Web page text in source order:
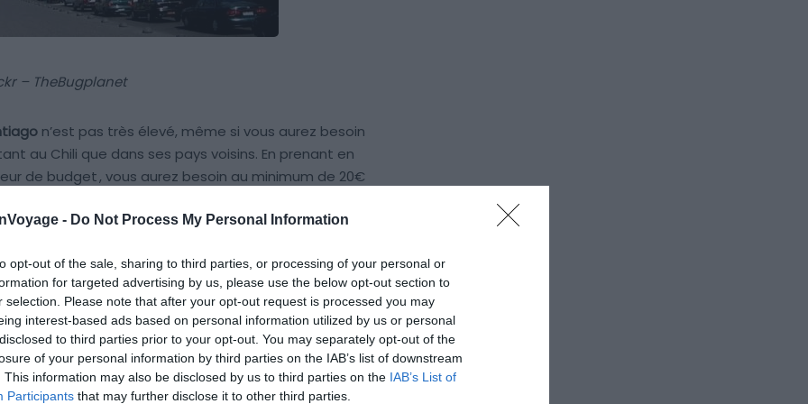
- Do Not Process My Personal Information
opt-out of the sale, sharing to third parties, or processing of your personal or
for targeted advertising by us, please use the below opt-out section to
selection. Please note that after your opt-out request is processed you may
interest-based ads based on personal information utilized by us or personal
to third parties prior to your opt-out. You may separately opt-out of the
of your personal information by third parties on the IAB’s list of downstream
This information may also be disclosed by us to third parties on the IAB’s List of
Participants that may further disclose it to other third parties.
– TheBugplanet
n’est pas très élevé, même si vous aurez besoin
au Chili que dans ses pays voisins. En prenant en
de budget, vous aurez besoin au minimum de 20€
Si vous souhaitez un confort minimum, prévoyez
part importante de votre budget global sera
un billet d’avion pas cher,
Santiago ?